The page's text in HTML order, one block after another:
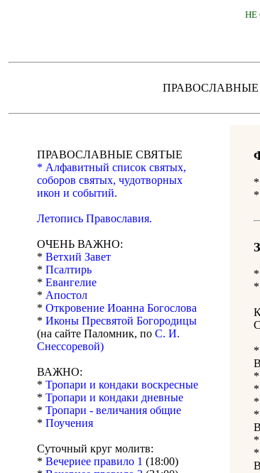
НЕ
ПРАВОСЛАВНЫЕ СВЯТЫЕ
* Алфавитный список святых,
соборов святых, чудотворных
икон и событий.
Летопись Православия.
ОЧЕНЬ ВАЖНО:
* Ветхий Завет
* Псалтирь
* Евангелие
* Апостол
* Откровение Иоанна Богослова
* Иконы Пресвятой Богородицы
(на сайте Паломник, по С. И.
Снессоревой)
ВАЖНО:
* Тропари и кондаки воскресные
* Тропари и кондаки дневные
* Тропари - величания общие
* Поучения
Суточный круг молитв:
* Вечериее правило 1 (18:00)
*
*
*
*
*
*
*
*
*
*